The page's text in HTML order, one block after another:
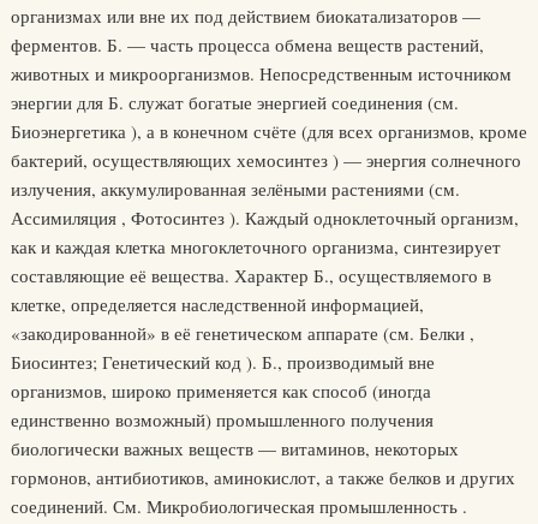
организмах или вне их под действием биокатализаторов —
ферментов. Б. — часть процесса обмена веществ растений,
животных и микроорганизмов. Непосредственным источником
энергии для Б. служат богатые энергией соединения (см.
Биоэнергетика ), а в конечном счёте (для всех организмов, кроме
бактерий, осуществляющих хемосинтез ) — энергия солнечного
излучения, аккумулированная зелёными растениями (см.
Ассимиляция , Фотосинтез ). Каждый одноклеточный организм,
как и каждая клетка многоклеточного организма, синтезирует
составляющие её вещества. Характер Б., осуществляемого в
клетке, определяется наследственной информацией,
«закодированной» в её генетическом аппарате (см. Белки ,
Биосинтез; Генетический код ). Б., производимый вне
организмов, широко применяется как способ (иногда
единственно возможный) промышленного получения
биологически важных веществ — витаминов, некоторых
гормонов, антибиотиков, аминокислот, а также белков и других
соединений. См. Микробиологическая промышленность .